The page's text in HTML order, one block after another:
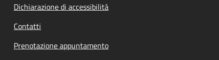
Dichiarazione di accessibilità
Contatti
Prenotazione appuntamento